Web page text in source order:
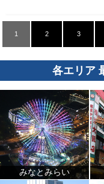
1 2 3
各エリア
みなとみらい